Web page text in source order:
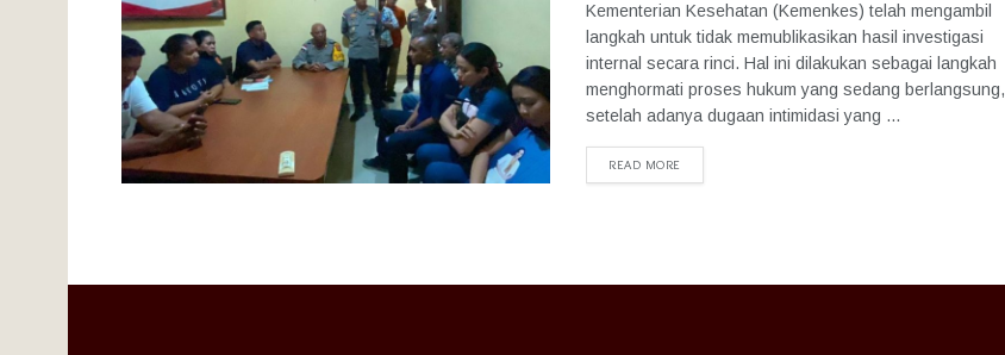
Kementerian Kesehatan (Kemenkes) telah mengambil
langkah untuk tidak memublikasikan hasil investigasi
internal secara rinci. Hal ini dilakukan sebagai langkah
menghormati proses hukum yang sedang berlangsung,
setelah adanya dugaan intimidasi yang ...
READ MORE